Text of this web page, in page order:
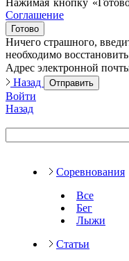
Нажимая кнопку
Соглашение
Готово
Ничего страшного,
необходимо
Адрес электронной
Назад
Отправить
Войти
Назад
Соревнования
Все
Бег
Лыжи
Статьи